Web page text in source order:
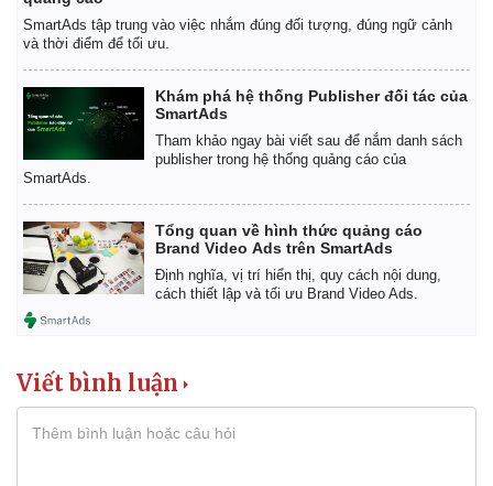
SmartAds tập trung vào việc nhắm đúng đối tượng, đúng ngữ cảnh
và thời điểm để tối ưu.
Khám phá hệ thống Publisher đối tác của
SmartAds
Tham khảo ngay bài viết sau để nắm danh sách
publisher trong hệ thống quảng cáo của
SmartAds.
Tổng quan về hình thức quảng cáo
Brand Video Ads trên SmartAds
Định nghĩa, vị trí hiển thị, quy cách nội dung,
cách thiết lập và tối ưu Brand Video Ads.
Viết bình luận